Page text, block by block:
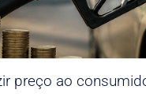
preço ao